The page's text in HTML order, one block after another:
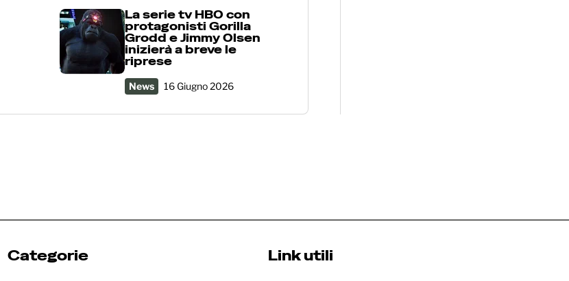
La serie tv HBO con
protagonisti Gorilla
Grodd e Jimmy Olsen
inizierà a breve le
riprese
News 16 Giugno 2026
Categorie Link utili